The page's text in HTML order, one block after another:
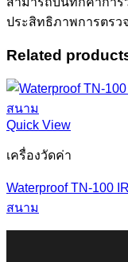
ประสิทธิภาพการตร
Related
Quick View
เครื่องวัดค่า
Waterproof TN-100
สนาม